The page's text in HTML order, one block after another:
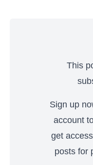
This
Sign up
account
get
posts for